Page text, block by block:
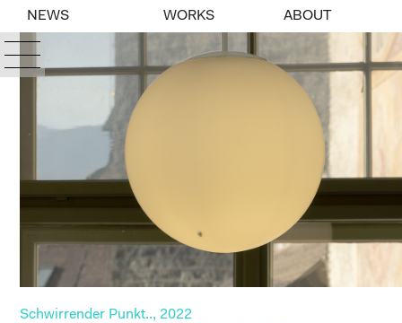
NEWS WORKS ABOUT
Schwirrender Punkt.., 2022